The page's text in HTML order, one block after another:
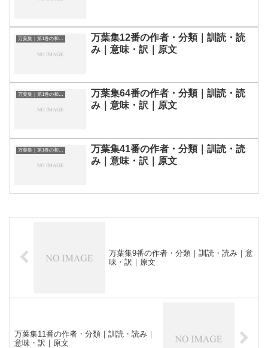
万葉集｜第1巻の和歌一覧
万葉集12番の作者・分類｜訓読・読
み｜意味・訳｜原文
万葉集｜第1巻の和歌一覧
万葉集64番の作者・分類｜訓読・読
み｜意味・訳｜原文
万葉集41番の作者・分類｜訓読・読
み｜意味・訳｜原文
万葉集9番の作者・分類｜訓読・読み｜意
味・訳｜原文
万葉集11番の作者・分類｜訓読・読み｜
意味・訳｜原文